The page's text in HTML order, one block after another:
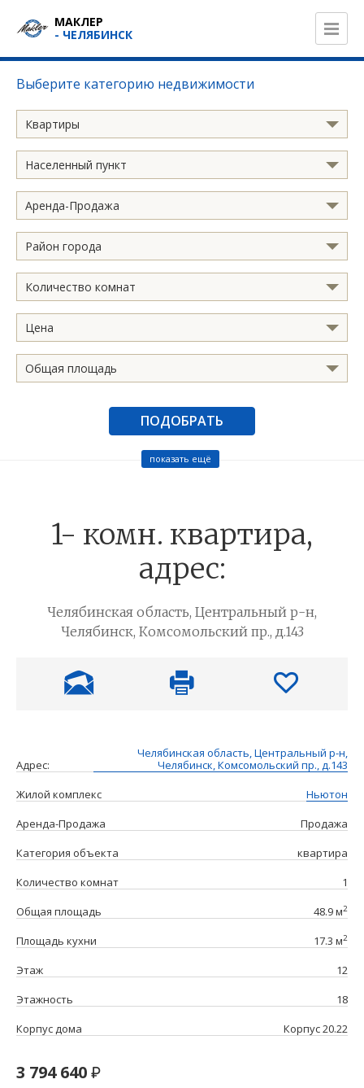
МАКЛЕР
- ЧЕЛЯБИНСК
Выберите категорию недвижимости
Квартиры
Населенный пункт
Аренда-Продажа
Район города
Количество комнат
Цена
Общая площадь
ПОДОБРАТЬ
показать ещё
1- комн. квартира,
адрес:
Челябинская область, Центральный р-н,
Челябинск, Комсомольский пр., д.143
Адрес:
Челябинская область, Центральный р-н,
Челябинск, Комсомольский пр., д.143
Жилой комплекс
Ньютон
Аренда-Продажа
Продажа
Категория объекта
квартира
Количество комнат
1
Общая площадь
48.9 м2
Площадь кухни 17.3 м2
Этаж
12
Этажность
18
Корпус дома
Корпус 20.22
3 794 640